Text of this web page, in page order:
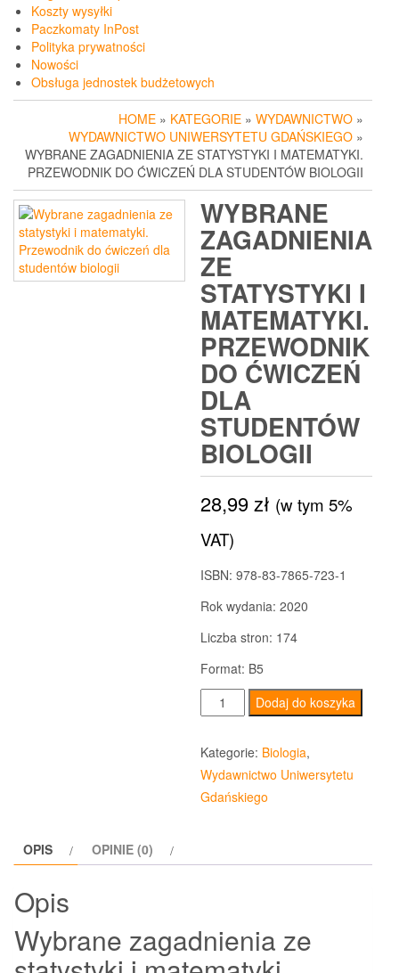
Koszty wysyłki
Paczkomaty InPost
Polityka prywatności
Nowości
Obsługa jednostek budżetowych
HOME » KATEGORIE » WYDAWNICTWO »
WYDAWNICTWO UNIWERSYTETU GDAŃSKIEGO »
WYBRANE ZAGADNIENIA ZE STATYSTYKI I MATEMATYKI.
PRZEWODNIK DO ĆWICZEŃ DLA STUDENTÓW BIOLOGII
WYBRANE
ZAGADNIENIA
ZE
STATYSTYKI I
MATEMATYKI.
PRZEWODNIK
DO ĆWICZEŃ
DLA
STUDENTÓW
BIOLOGII
28,99zł (w tym 5%
VAT)
ISBN: 978-83-7865-723-1
Rok wydania: 2020
Liczba stron: 174
Format: B5
ilość
Wybrane
zagadnienia
ze
statystyki
studentów
biologii
Dodaj do koszyka
Kategorie: Biologia,
Wydawnictwo Uniwersytetu
Gdańskiego
OPIS OPINIE (0)
Opis
Wybrane zagadnienia ze